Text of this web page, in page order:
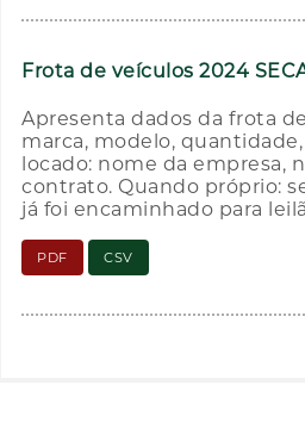
Frota de veículos 2024
Apresenta dados da frota
marca, modelo,
locado: nome da empresa,
contrato. Quando próprio:
já foi encaminhado para
PDF CSV